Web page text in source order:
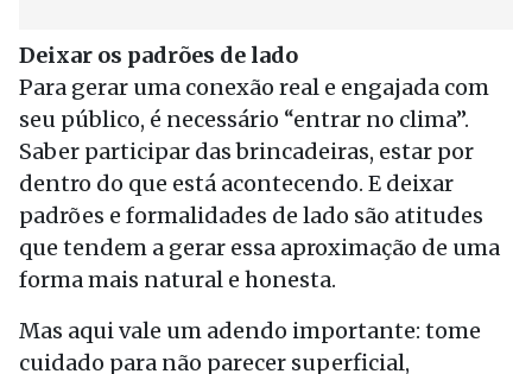
Deixar os padrões de lado
Para gerar uma conexão real e engajada com
seu público, é necessário “entrar no clima”.
Saber participar das brincadeiras, estar por
dentro do que está acontecendo. E deixar
padrões e formalidades de lado são atitudes
que tendem a gerar essa aproximação de uma
forma mais natural e honesta.
Mas aqui vale um adendo importante: tome
cuidado para não parecer superficial,